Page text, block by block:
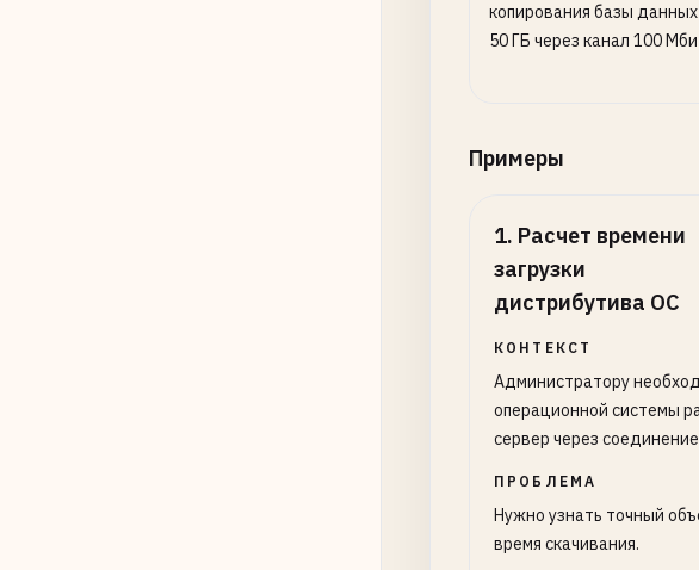
копирования базы
50 ГБ через канал 100
Примеры
1. Расчет времени
загрузки
дистрибутива ОС
КОНТЕКСТ
Администратору
операционной системы
сервер через
ПРОБЛЕМА
Нужно узнать точный
время скачивания.